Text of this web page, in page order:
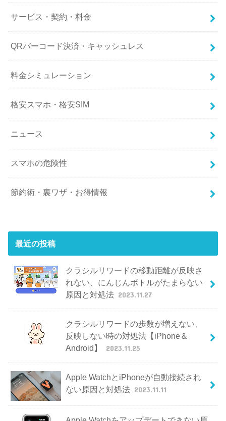
サービス・契約・料金
QRバーコード決済・キャッシュレス
料金シミュレーション
格安スマホ・格安SIM
ニュース
スマホの危険性
節約術・裏ワザ・お得情報
最近の投稿
クラシルリワードの移動距離が反映さ
れない、にんじんボトルがたまらない
原因と対処法 2023.11.27
クラシルリワードの歩数が増えない、
反映しない時の対処法【iPhone＆
Android】
2023.11.25
Apple WatchとiPhoneが自動接続され
ない原因と対処法 2023.11.11